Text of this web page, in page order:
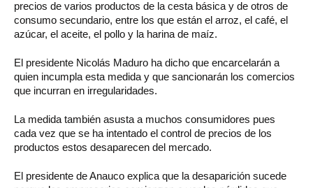
precios de varios productos de la cesta básica y de otros de
consumo secundario, entre los que están el arroz, el café, el
azúcar, el aceite, el pollo y la harina de maíz.
El presidente Nicolás Maduro ha dicho que encarcelarán a
quien incumpla esta medida y que sancionarán los comercios
que incurran en irregularidades.
La medida también asusta a muchos consumidores pues
cada vez que se ha intentado el control de precios de los
productos estos desaparecen del mercado.
El presidente de Anauco explica que la desaparición sucede